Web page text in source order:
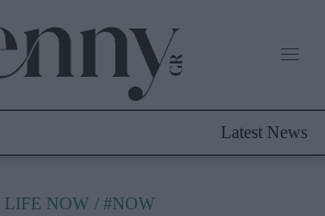
Latest News
LIFE NOW #NOW